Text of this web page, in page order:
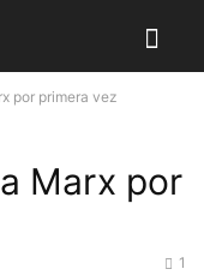
por primera vez
Marx por
1